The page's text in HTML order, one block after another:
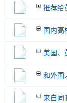
推荐给
国内高
美国、
和外国
来自同